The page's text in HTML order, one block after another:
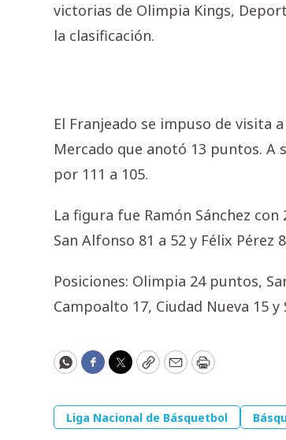
victorias de Olimpia Kings,
la clasificación.
El Franjeado se impuso de visita
Mercado que anotó 13 puntos.
por 111 a 105.
La figura fue Ramón Sánchez
San Alfonso 81 a 52 y Félix Pérez
Posiciones: Olimpia 24 puntos,
Campoalto 17, Ciudad Nueva 15 y
WhatsApp
Facebook
Twitter
CopyEmailPrint
Liga Nacional de Básquetbol